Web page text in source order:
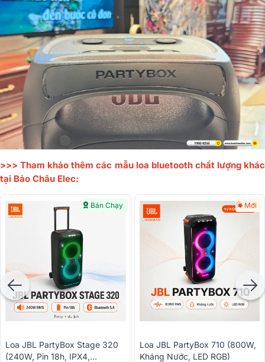
>>> Tham khảo thêm các mẫu loa bluetooth chất lượng khác
tại Bảo Châu Elec:
Bán Chạy
Loa JBL PartyBox Stage 320
(240W, Pin 18h, IPX4,
Mới
Loa JBL PartyBox 710 (800W,
Kháng Nước, LED RGB)